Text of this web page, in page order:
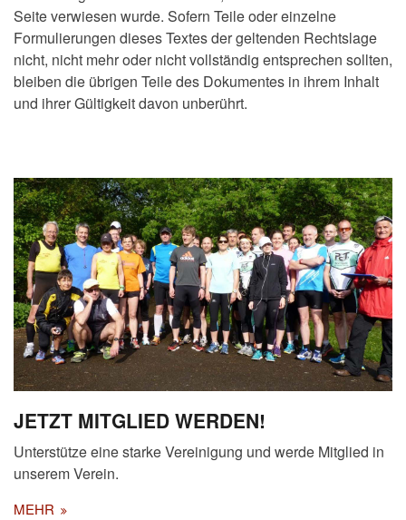
Seite verwiesen wurde. Sofern Teile oder einzelne
Formulierungen dieses Textes der geltenden Rechtslage
nicht, nicht mehr oder nicht vollständig entsprechen sollten,
bleiben die übrigen Teile des Dokumentes in ihrem Inhalt
und ihrer Gültigkeit davon unberührt.
JETZT MITGLIED WERDEN!
Unterstütze eine starke Vereinigung und werde Mitglied in
unserem Verein.
MEHR